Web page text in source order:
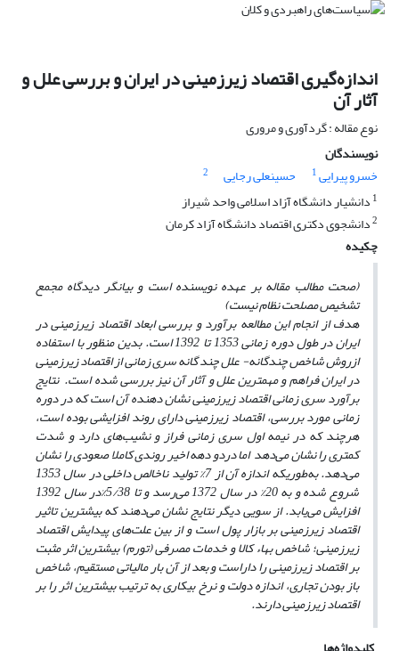
اندازه‌گیری اقتصاد زیرزمینی در ایران و بررسی علل و
آثار آن
نوع مقاله : گردآوری و مروری
نویسندگان
خسرو پیرایی1 حسینعلی رجایی
2
1 دانشیار دانشگاه آزاد اسلامی واحد شیراز
2دانشجوی دکتری اقتصاد دانشگاه آزاد کرمان
چکیده
(صحت مطالب مقاله بر عهده نویسنده است و بیانگر دیدگاه مجمع
تشخیص مصلحت نظام نیست)
هدف از انجام این مطالعه برآورد و بررسی ابعاد اقتصاد زیرزمینی در
ایران در طول دوره زمانی 1353 تا 1392 است. بدین منظور با استفاده
ازروش شاخص چندگانه- علل چند گانه سری زمانی از اقتصاد زیرزمینی
در ایران فراهم و مهمترین علل و آثار آن نیز بررسی شده است. نتایج
برآورد سری زمانی اقتصاد زیرزمینی نشان دهنده آن است که در دوره
زمانی مورد بررسی، اقتصاد زیرزمینی دارای روند افزایشی بوده است،
هرچند که در نیمه اول سری زمانی فراز و نشیب‌های دارد و شدت
کمتری را نشان می‌دهد اما دردو دهه اخیر روندی کاملا صعودی را نشان
می‌دهد. به‌طوریکه اندازه آن از 7% تولید ناخالص داخلی در سال 1353
شروع شده و به 20% در سال 1372 می‌رسد و تا 5/38%در سال 1392
افزایش می‌یابد. از سویی دیگر نتایج نشان می‌دهند که بیشترین تاثیر
اقتصاد زیرزمینی بر بازار پول است و از بین علت‌های پیدایش اقتصاد
زیرزمینی؛ شاخص بهاء کالا و خدمات مصرفی (تورم) بیشترین اثر مثبت
بر اقتصاد زیرزمینی را داراست و بعد از آن بار مالیاتی مستقیم، شاخص
باز بودن تجاری، اندازه دولت و نرخ بیکاری به ترتیب بیشترین اثر را بر
اقتصاد زیرزمینی دارند.